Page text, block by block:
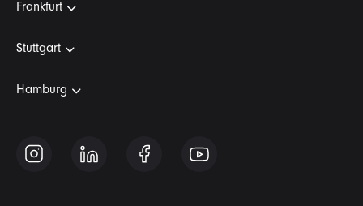
Frankfurt
Stuttgart
Hamburg